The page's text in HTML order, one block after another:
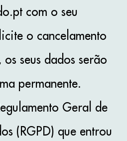
com o seu
o cancelamento
seus dados serão
permanente.
Geral de
(RGPD) que entrou